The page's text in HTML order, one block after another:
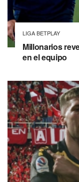
LIGA BETPLAY
Millonarios
en el equipo